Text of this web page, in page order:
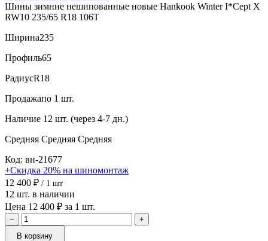
Шины зимние нешипованные новые Hankook Winter I*Cept X
RW10 235/65 R18 106T
Ширина235
Профиль65
РадиусR18
Продажапо 1 шт.
Наличие 12 шт. (через 4-7 дн.)
Средняя Средняя Средняя
Код: вн-21677
+Скидка 20% на шиномонтаж
12 400 ₽ / 1 шт
12 шт. в наличии
Цена 12 400 ₽ за 1 шт.
−
+
В корзину